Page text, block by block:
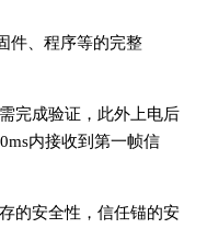
件、程序等的完整
完成验证，此外上电后
内接收到第一帧信
的安全性，信任锚的安